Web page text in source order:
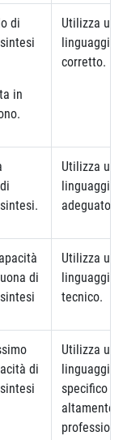
di
in
Utilizza un
linguaggio
corretto.
Utilizza un
linguaggio
adeguato.
di
Utilizza un
linguaggio
tecnico.
di
Utilizza un
linguaggio
specifico ed
altamente